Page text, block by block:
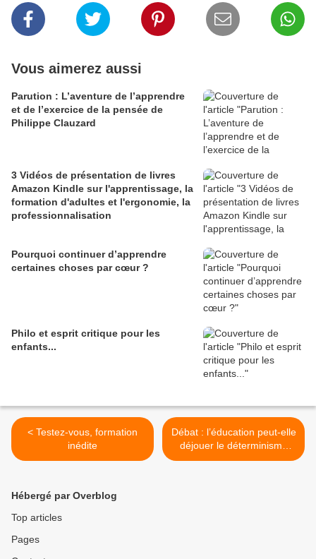
Vous aimerez aussi
Parution : L’aventure de l’apprendre
et de l’exercice de la pensée de
Philippe Clauzard
3 Vidéos de présentation de livres
Amazon Kindle sur l'apprentissage, la
formation d'adultes et l'ergonomie, la
professionnalisation
Pourquoi continuer d’apprendre
certaines choses par cœur ?
Philo et esprit critique pour les
enfants...
< Testez-vous, formation
inédite
Débat : l’éducation peut-elle
déjouer le déterminisme
social ? >
Hébergé par Overblog
Top articles
Pages